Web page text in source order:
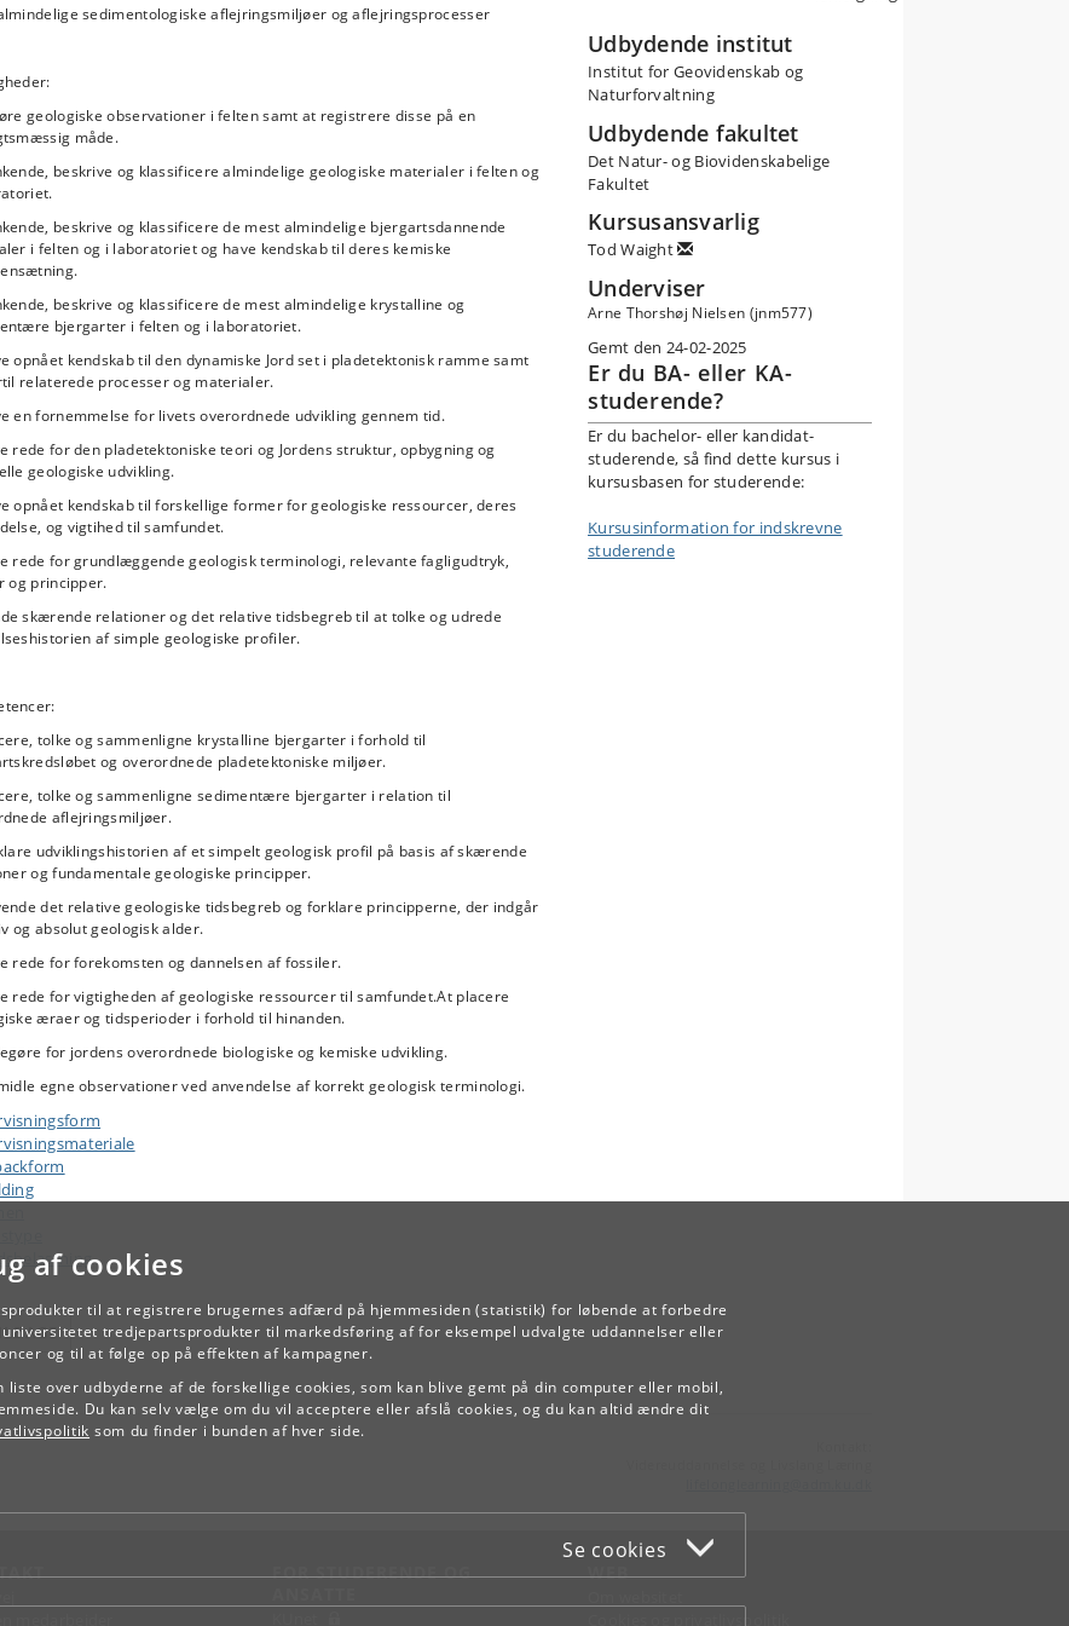
af cookies
til at registrere brugernes adfærd på hjemmesiden (statistik) for løbende at forbedre
tredjepartsprodukter til markedsføring af for eksempel udvalgte uddannelser eller
og til at følge op på effekten af kampagner.
liste over udbyderne af de forskellige cookies, som kan blive gemt på din computer eller mobil,
Du kan selv vælge om du vil acceptere eller afslå cookies, og du kan altid ændre dit
som du finder i bunden af hver side.
Se cookies
sedimentologiske aflejringsmiljøer og aflejringsprocesser
geologiske observationer i felten samt at registrere disse på en
måde.
beskrive og klassificere almindelige geologiske materialer i felten og
beskrive og klassificere de mest almindelige bjergartsdannende
i felten og i laboratoriet og have kendskab til deres kemiske
beskrive og klassificere de mest almindelige krystalline og
bjergarter i felten og i laboratoriet.
opnået kendskab til den dynamiske Jord set i pladetektonisk ramme samt
relaterede processer og materialer.
en fornemmelse for livets overordnede udvikling gennem tid.
rede for den pladetektoniske teori og Jordens struktur, opbygning og
geologiske udvikling.
opnået kendskab til forskellige former for geologiske ressourcer, deres
og vigtihed til samfundet.
rede for grundlæggende geologisk terminologi, relevante fagligudtryk,
og principper.
skærende relationer og det relative tidsbegreb til at tolke og udrede
af simple geologiske profiler.
tolke og sammenligne krystalline bjergarter i forhold til
og overordnede pladetektoniske miljøer.
tolke og sammenligne sedimentære bjergarter i relation til
aflejringsmiljøer.
udviklingshistorien af et simpelt geologisk profil på basis af skærende
og fundamentale geologiske principper.
det relative geologiske tidsbegreb og forklare principperne, der indgår
og absolut geologisk alder.
rede for forekomsten og dannelsen af fossiler.
rede for vigtigheden af geologiske ressourcer til samfundet.At placere
æraer og tidsperioder i forhold til hinanden.
for jordens overordnede biologiske og kemiske udvikling.
egne observationer ved anvendelse af korrekt geologisk terminologi.
Udbydende institut
Institut for Geovidenskab og
Naturforvaltning
Udbydende fakultet
Det Natur- og Biovidenskabelige
Fakultet
Kursusansvarlig
Tod Waight
Underviser
Arne Thorshøj Nielsen (jnm577)
Gemt den 24-02-2025
Er du BA- eller KA-
studerende?
Er du bachelor- eller kandidat-
studerende, så find dette kursus i
kursusbasen for studerende:
Kursusinformation for indskrevne
studerende
FOR STUDERENDE OG
WEB